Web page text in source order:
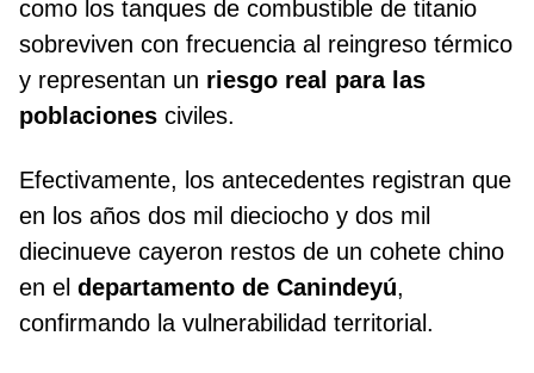
como los tanques de combustible de titanio
sobreviven con frecuencia al reingreso térmico
y representan un riesgo real para las
poblaciones civiles.
Efectivamente, los antecedentes registran que
en los años dos mil dieciocho y dos mil
diecinueve cayeron restos de un cohete chino
en el departamento de Canindeyú,
confirmando la vulnerabilidad territorial.